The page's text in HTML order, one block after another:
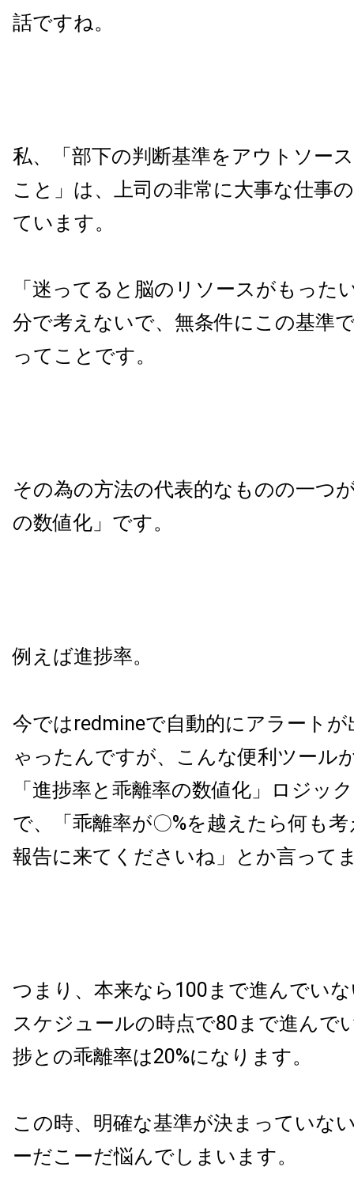
話ですね。
私、「部下の判断基準をアウトソー
こと」は、上司の非常に大事な仕事
ています。
「迷ってると脳のリソースがもった
分で考えないで、無条件にこの基準
ってことです。
その為の方法の代表的なものの一つ
の数値化」です。
例えば進捗率。
今ではredmineで自動的にアラート
ゃったんですが、こんな便利ツール
「進捗率と乖離率の数値化」ロジッ
で、「乖離率が〇%を越えたら何も
報告に来てくださいね」とか言って
つまり、本来なら100まで進んでい
スケジュールの時点で80まで進んで
捗との乖離率は20%になります。
この時、明確な基準が決まっていな
ーだこーだ悩んでしまいます。